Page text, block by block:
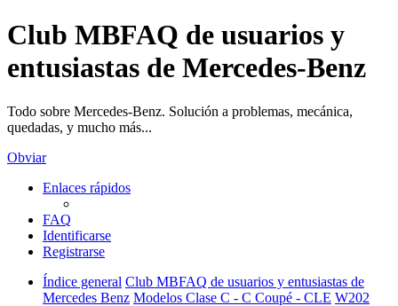
Club MBFAQ de usuarios y
entusiastas de Mercedes-Benz
Todo sobre Mercedes-Benz. Solución a problemas, mecánica,
quedadas, y mucho más...
Obviar
Enlaces rápidos
FAQ
Identificarse
Registrarse
Índice general Club MBFAQ de usuarios y entusiastas de
Mercedes Benz Modelos Clase C - C Coupé - CLE W202